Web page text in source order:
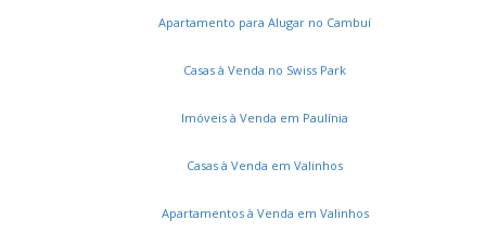
Colinas do Mosteiro de Itaici
Jardim Juliana
Jardim Casablanca
Jardins do Império
Apartamento para Alugar no Cambuí
Casas à Venda no Swiss Park
Imóveis à Venda em Paulínia
Casas à Venda em Valinhos
Apartamentos à Venda em Valinhos